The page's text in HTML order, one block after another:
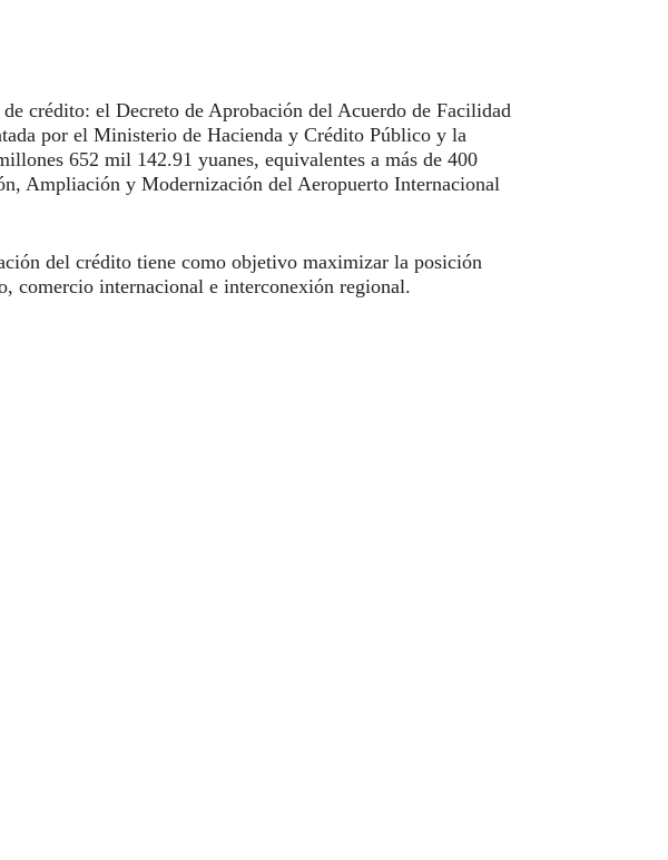
crédito: el Decreto de Aprobación del Acuerdo de Facilidad
por el Ministerio de Hacienda y Crédito Público y la
652 mil 142.91 yuanes, equivalentes a más de 400
Ampliación y Modernización del Aeropuerto Internacional
del crédito tiene como objetivo maximizar la posición
comercio internacional e interconexión regional.